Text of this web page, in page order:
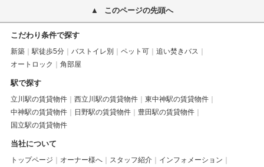
このページの先頭へ
こだわり条件で探す
新築 駅徒歩5分 バストイレ別 ペット可
追い焚きバス
オートロック
角部屋
駅で探す
立川駅の賃貸物件 西立川駅の賃貸物件
東中神駅の賃貸物件
中神駅の賃貸物件
日野駅の賃貸物件
豊田駅の賃貸物件
国立駅の賃貸物件
当社について
トップページ オーナー様へ スタッフ紹介
インフォメーション